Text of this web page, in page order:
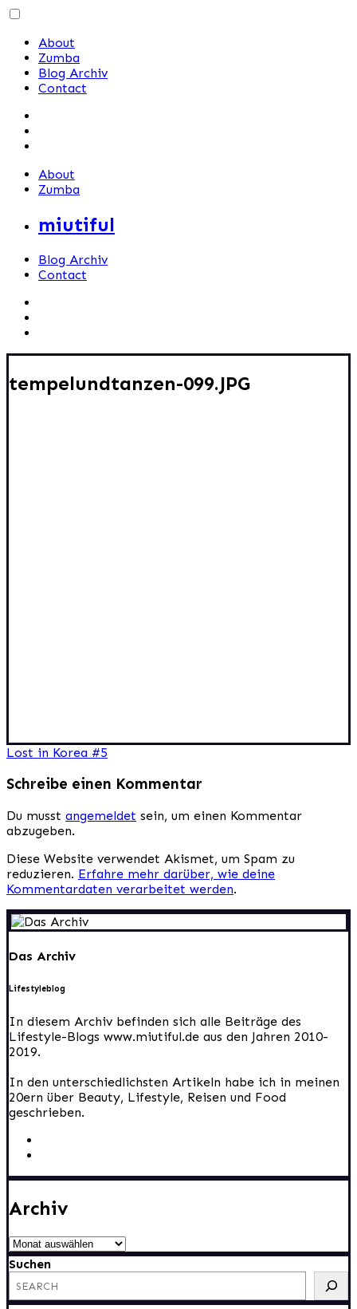
Skip
contentAbout
Zumba
Blog Archiv
Contact
About
Zumba
miutiful
Blog Archiv
Contact
tempelundtanzen-099.JPG
Beitragsnavigation
Lost in Korea #5
Schreibe einen Kommentar
Du musst angemeldet sein, um einen Kommentar
abzugeben.
Diese Website verwendet Akismet, um Spam zu
reduzieren. Erfahre mehr darüber, wie deine
Kommentardaten verarbeitet werden.
Das Archiv
Lifestyleblog
In diesem Archiv befinden sich alle Beiträge des
Lifestyle-Blogs www.miutiful.de aus den Jahren 2010-
2019.
In den unterschiedlichsten Artikeln habe ich in meinen
20ern über Beauty, Lifestyle, Reisen und Food
geschrieben.
Archiv
Archiv
Suchen